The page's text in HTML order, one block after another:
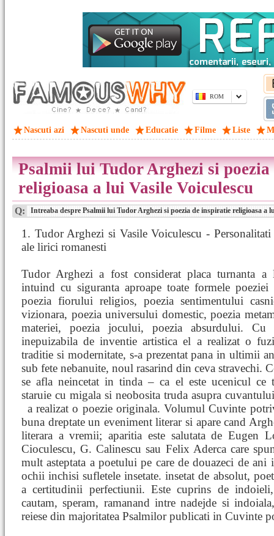
ROM
Nascuti azi Nascuti unde Educatie Filme Liste
Psalmii lui Tudor Arghezi si
religioasa a lui Vasile Voiculescu
Q: Intreaba despre Psalmii lui Tudor Arghezi si poezia de inspiratie religioasa a
1. Tudor Arghezi si Vasile Voiculescu - Personalitati
ale lirici romanesti
Tudor Arghezi a fost considerat placa turnanta
intuind cu siguranta aproape toate formele poeziei
poezia fiorului religios, poezia sentimentului
vizionara, poezia universului domestic, poezia
materiei, poezia jocului, poezia absurdului. Cu
inepuizabila de inventie artistica el a realizat o
traditie si modernitate, s-a prezentat pana in ultimii
sub fete nebanuite, noul rasarind din ceva stravechi.
se afla neincetat in tinda – ca el este ucenicul ce
staruie cu migala si neobosita truda asupra
a realizat o poezie originala. Volumul Cuvinte
buna dreptate un eveniment literar si apare cand
literara a vremii; aparitia este salutata de Eugen
Cioculescu, G. Calinescu sau Felix Aderca care
mult asteptata a poetului pe care de douazeci de
ochii inchisi sufletele insetate. insetat de absolut,
a certitudinii perfectiunii. Este cuprins de
cautam, speram, ramanand intre nadejde si
reiese din majoritatea Psalmilor publicati in Cuvinte